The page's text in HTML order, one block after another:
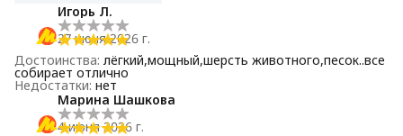
Игорь Л.
27 июня 2026 г.
Достоинства: лёгкий,мощный,шерсть животного,песок..все
собирает отлично
Недостатки: нет
Марина Шашкова
4 июня 2026 г.